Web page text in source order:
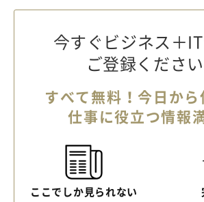
今すぐビジネス＋
ご登録ください
すべて無料！今日から
仕事に役立つ情報
ここでしか見られない